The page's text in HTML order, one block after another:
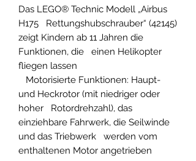
Das LEGO® Technic Modell „Airbus
H175 Rettungshubschrauber“ (42145)
zeigt Kindern ab 11 Jahren die
Funktionen, die einen Helikopter
fliegen lassen
Motorisierte Funktionen: Haupt-
und Heckrotor (mit niedriger oder
hoher Rotordrehzahl), das
einziehbare Fahrwerk, die Seilwinde
und das Triebwerk werden vom
enthaltenen Motor angetrieben